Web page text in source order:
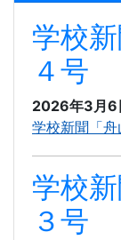
学校
４号
2026年3月6
学校新聞「
学校
３号